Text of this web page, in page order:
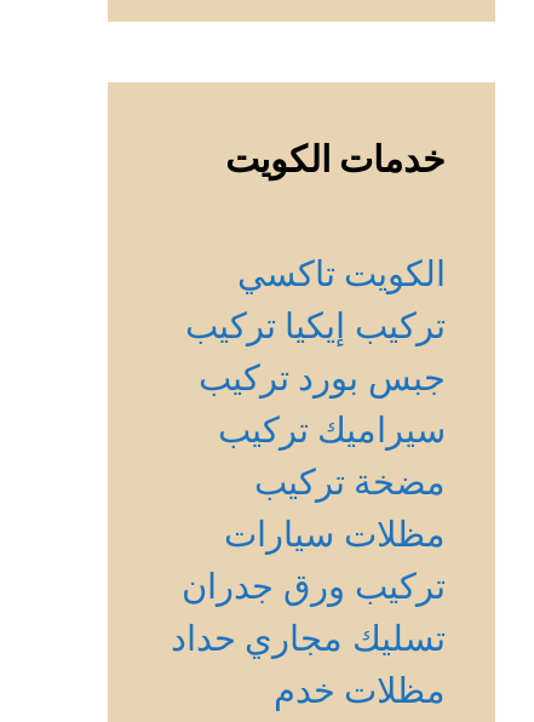
خدمات الكويت
الكويت تاكسي
تركيب إيكيا تركيب
جبس بورد تركيب
سيراميك تركيب
مضخة تركيب
مظلات سيارات
تركيب ورق جدران
تسليك مجاري حداد
مظلات خدم